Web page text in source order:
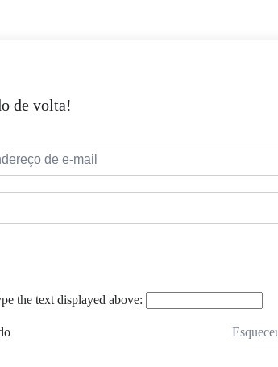
de volta!
the text displayed above: